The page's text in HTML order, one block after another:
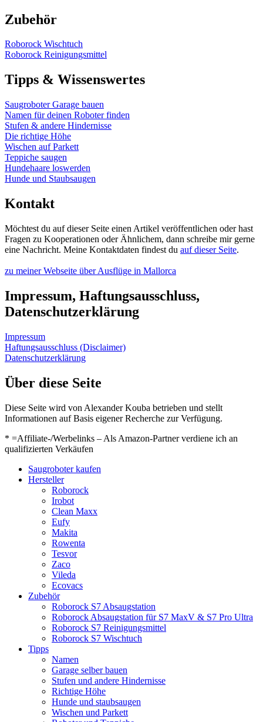
Zubehör
Roborock Wischtuch
Roborock Reinigungsmittel
Tipps & Wissenswertes
Saugroboter Garage bauen
Namen für deinen Roboter finden
Stufen & andere Hindernisse
Die richtige Höhe
Wischen auf Parkett
Teppiche saugen
Hundehaare loswerden
Hunde und Staubsaugen
Kontakt
Möchtest du auf dieser Seite einen Artikel veröffentlichen oder hast
Fragen zu Kooperationen oder Ähnlichem, dann schreibe mir gerne
eine Nachricht. Meine Kontaktdaten findest du auf dieser Seite.
zu meiner Webseite über Ausflüge in Mallorca
Impressum, Haftungsausschluss,
Datenschutzerklärung
Impressum
Haftungsausschluss (Disclaimer)
Datenschutzerklärung
Über diese Seite
Diese Seite wird von Alexander Kouba betrieben und stellt
Informationen auf Basis eigener Recherche zur Verfügung.
* =Affiliate-/Werbelinks – Als Amazon-Partner verdiene ich an
qualifizierten Verkäufen
Saugroboter kaufen
Hersteller
Roborock
Irobot
Clean Maxx
Eufy
Makita
Rowenta
Tesvor
Zaco
Vileda
Ecovacs
Zubehör
Roborock S7 Absaugstation
Roborock Absaugstation für S7 MaxV & S7 Pro Ultra
Roborock S7 Reinigungsmittel
Roborock S7 Wischtuch
Tipps
Namen
Garage selber bauen
Stufen und andere Hindernisse
Richtige Höhe
Hunde und staubsaugen
Wischen und Parkett